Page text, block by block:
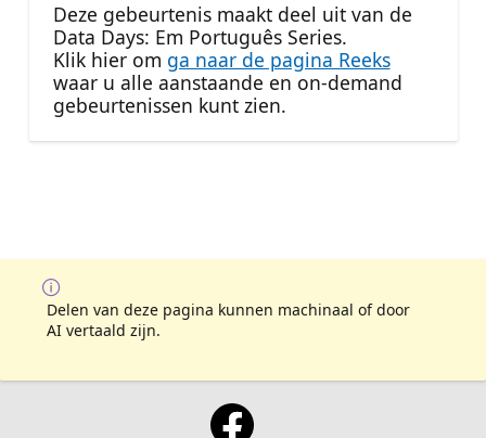
Deze gebeurtenis maakt deel uit van de
Data Days: Em Português Series.
Klik hier om ga naar de pagina Reeks
waar u alle aanstaande en on-demand
gebeurtenissen kunt zien.
Delen van deze pagina kunnen machinaal of door
AI vertaald zijn.